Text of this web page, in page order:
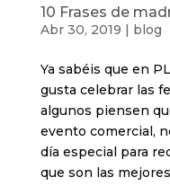
10 Frases de
Abr 30, 2019 | blog
Ya sabéis que en
gusta celebrar las
algunos piensen
evento comercial,
día especial para
que son las